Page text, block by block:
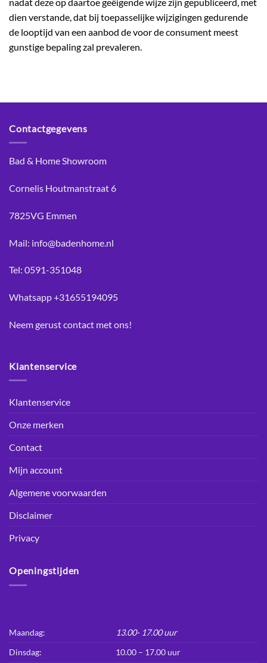
dien verstande, dat bij toepasselijke wijzigingen gedurende
de looptijd van een aanbod de voor de consument meest
gunstige bepaling zal prevaleren.
Contactgegevens
Bad & Home Showroom
Cornelis Houtmanstraat 6
7825VG Emmen
Mail: info@badenhome.nl
Tel: 0591-351048
Whatsapp +31655194095
Neem gerustcontact met ons!
Klantenservice
Klantenservice
Onze merken
Contact
Mijn account
Algemene voorwaarden
Disclaimer
Privacy
Openingstijden
Maandag:
13.00- 17.00 uur
Dinsdag:
10.00 – 17.00 uur